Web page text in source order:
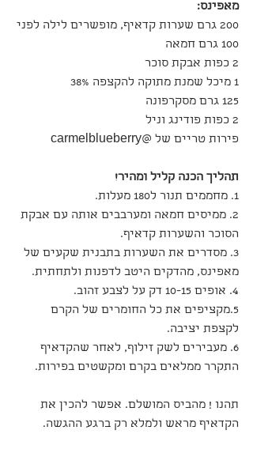
מאפינס:
200 גרם שערות קדאיף, מופשרים לילה לפני
100 גרם חמאה
2 כפות אבקת סוכר
1 מיכל שמנת מתוקה להקצפה 38%
125 גרם מסקרפונה
2 כפות פודינג וניל
פירות טריים של @carmelblueberry
תהליך הכנה קליל ומהיר!
1. מחממים תנור ל180 מעלות.
2. ממיסים חמאה ומערבבים אותה עם אבקת
הסוכר והשערות קדאיף.
3. מסדרים את השערות בתבנית שקעים של
מאפינס, מהדקים היטב לדפנות ולתחתית.
4. אופים 10-15 דק על לצבע זהוב.
5.מקציפים את כל החומרים של הקרם
לקצפת יציבה.
6. מעבירים לשק זילוף, לאחר שהקדאיף
התקרר ממלאים בקרם ומקשטים בפירות.
תהנו ! מהביס המושלם. אפשר להכין את
הקדאיף מראש ולמלא רק ברגע ההגשה.